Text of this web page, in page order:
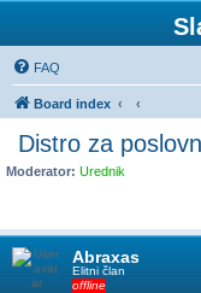
FAQ
Board index
Distro za
Moderator: Urednik
Abraxas
Elitni član
offline